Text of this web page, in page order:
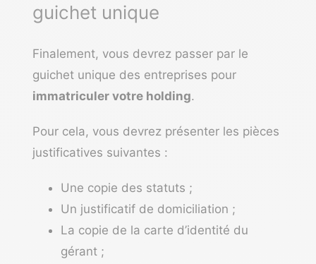
guichet unique
Finalement, vous devrez passer par le
guichet unique des entreprises pour
immatriculer votre holding.
Pour cela, vous devrez présenter les pièces
justificatives suivantes :
Une copie des statuts ;
Un justificatif de domiciliation ;
La copie de la carte d’identité du
gérant ;